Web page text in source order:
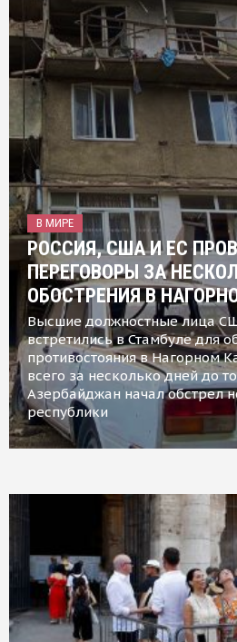
В МИРЕ
РОССИЯ, США И ЕС
ПЕРЕГОВОРЫ ЗА
ОБОСТРЕНИЯ В
Высшие должностные лица
встретились в Стамбуле для
противостояния в Нагорном
всего за несколько дней до
Азербайджан начал обстрел
республики